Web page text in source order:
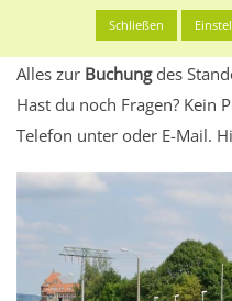
Werbeinhalten informieren.
Alles klar? Dann findest du
Alles zur Buchungdes
Hast du noch Fragen? Kein
Telefon unter oder E-Mail.
Schließen